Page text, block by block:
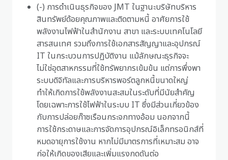
(-) การดำเนินธุรกิจของ JMT ในฐานะบริษัทบริหาร
สินทรัพย์ด้อยคุณภาพและติดตามหนี้ อาศัยการใช้
พลังงานไฟฟ้าในสำนักงาน สาขา และระบบเทคโนโลยี
สารสนเทศ รวมถึงการใช้เอกสารสัญญาและอุปกรณ์
IT ในกระบวนการปฏิบัติงาน แม้ลักษณะธุรกิจจะ
ไม่ใช่อุตสาหกรรมที่ใช้ทรัพยากรเข้มข้น แต่การพึ่งพา
ระบบดิจิทัลและการบริหารพอร์ตลูกหนี้ขนาดใหญ่
ทำให้เกิดการใช้พลังงานสะสมในระดับที่มีนัยสำคัญ
โดยเฉพาะการใช้ไฟฟ้าในระบบ IT ซึ่งมีส่วนเกี่ยวข้อง
กับการปล่อยก๊าซเรือนกระจกทางอ้อม นอกจากนี้
การใช้กระดาษและการจัดการอุปกรณ์อิเล็กทรอนิกส์ที่
หมดอายุการใช้งาน หากไม่มีมาตรการที่เหมาะสม อาจ
ก่อให้เกิดของเสียและเพิ่มแรงกดดันต่อ